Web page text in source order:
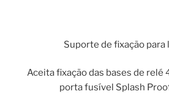
Suporte de fixação para
Aceita fixação das bases de relé
porta fusível Splash